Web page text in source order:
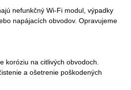
nefunkčný Wi-Fi modul, výpadky
napájacích obvodov. Opravujeme
koróziu na citlivých obvodoch.
a ošetrenie poškodených